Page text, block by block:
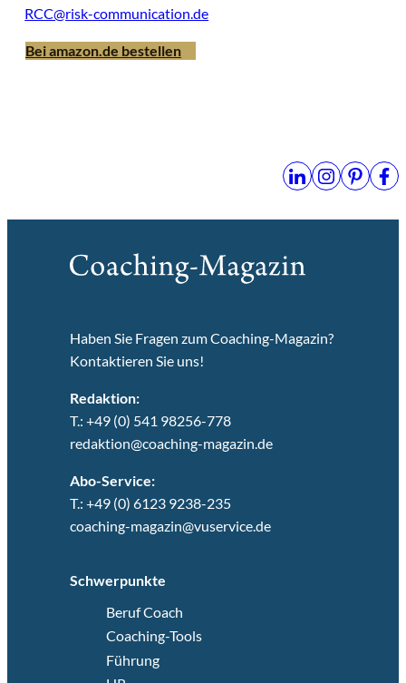
RCC@risk-communication.de
Bei amazon.de bestellen
Haben Sie Fragen zum Coaching-Magazin?
Kontaktieren Sie uns!
Redaktion:
T.: +49 (0) 541 98256-778
redaktion@coaching-magazin.de
Abo-Service:
T.: +49 (0) 6123 9238-235
coaching-magazin@vuservice.de
Schwerpunkte
Beruf Coach
Coaching-Tools
Führung